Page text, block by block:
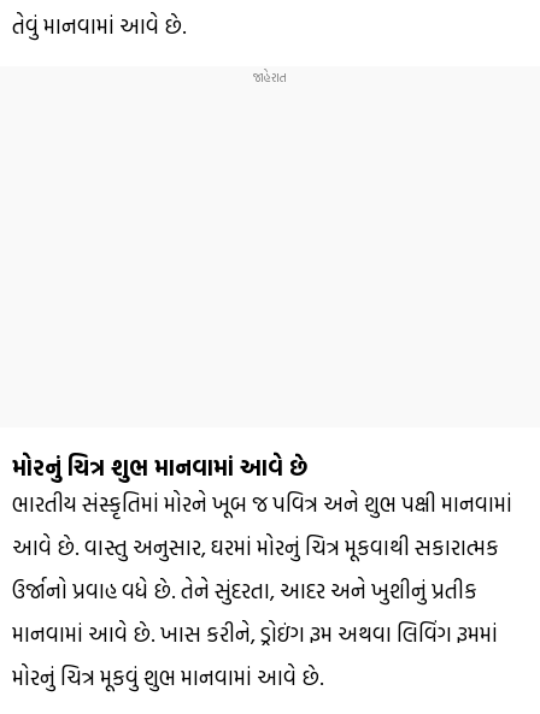
તેવું માનવામાં આવે છે.
મોરનું ચિત્ર શુભ માનવામાં આવે છે
ભારતીય સંસ્કૃતિમાં મોરને ખૂબ જ પવિત્ર અને શુભ પક્ષી માનવામાં
આવે છે. વાસ્તુ અનુસાર, ઘરમાં મોરનું ચિત્ર મૂકવાથી સકારાત્મક
ઉર્જાનો પ્રવાહ વધે છે. તેને સુંદરતા, આદર અને ખુશીનું પ્રતીક
માનવામાં આવે છે. ખાસ કરીને, ડ્રોઇંગ રૂમ અથવા લિવિંગ રૂમમાં
મોરનું ચિત્ર મૂકવું શુભ માનવામાં આવે છે.